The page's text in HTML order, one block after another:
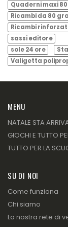
Quaderni maxi
Ricambi da 80
Ricambi
sassi editore
sole 24 ore
Valigetta
MENU
NATALE STA
GIOCHI E TUTTO
TUTTO PER LA
SU DI NOI
Come funziona
Chi siamo
La nostra rete di